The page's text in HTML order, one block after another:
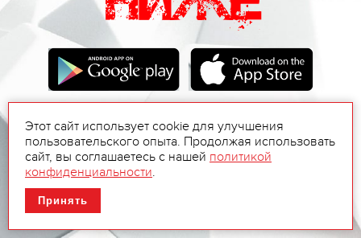
Этот сайт использует cookie для улучшения
пользовательского опыта. Продолжая использовать
сайт, вы соглашаетесь с нашей политикой
конфиденциальности.
Принять